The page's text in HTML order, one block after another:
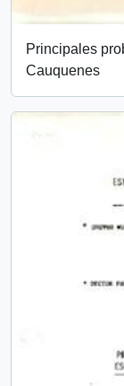
Principales
Cauquenes